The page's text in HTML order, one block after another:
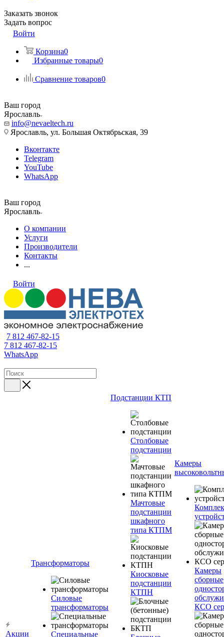
Заказать звонок
Задать вопрос
Войти
Корзина0
Избранные товары0
Сравнение товаров0
Ваш город
Ярославль
info@nevaeltech.ru
Ярославль, ул. Большая Октябрьская, 39
Вконтакте
Telegram
YouTube
WhatsApp
Ваш город
Ярославль
О компании
Услуги
Производители
Контакты
...
Войти
7 812 467-82-15
7 812 467-82-15
WhatsApp
Акции
Трансформаторы
Силовые
трансформаторы
Специальные
Подстанции КТП
Столбовые
подстанции
Мачтовые
подстанции
шкафного
типа КТПМ
Киосковые
подстанции
КТПН
Камеры
Камеры
сборные
КСО